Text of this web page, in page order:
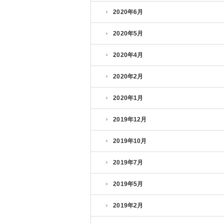
2020年6月
2020年5月
2020年4月
2020年2月
2020年1月
2019年12月
2019年10月
2019年7月
2019年5月
2019年2月